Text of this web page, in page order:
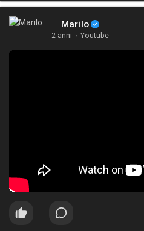
Marilo
2 anni · Youtube